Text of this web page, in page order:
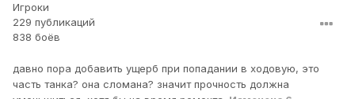
Игроки
229 публикаций
838 боёв
давно пора добавить ущерб при попадании в ходовую, это
часть танка? она сломана? значит прочность должна